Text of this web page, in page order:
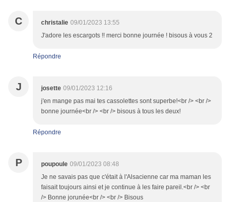
C christalie 09/01/2023 13:55
J'adore les escargots !! merci bonne journée ! bisous à vous 2
Répondre
J josette 09/01/2023 12:16
j'en mange pas mai tes cassolettes sont superbe!<br /> <br />
bonne journée<br /> <br /> bisous à tous les deux!
Répondre
P poupoule 09/01/2023 08:48
Je ne savais pas que c'était à l'Alsacienne car ma maman les
faisait toujours ainsi et je continue à les faire pareil.<br /> <br
/> Bonne jorunée<br /> <br /> Bisous